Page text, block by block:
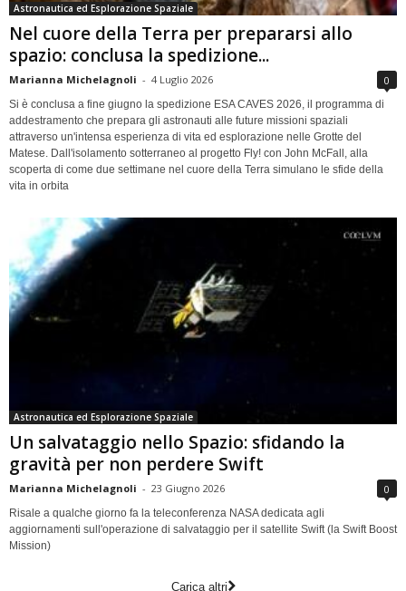
Astronautica ed Esplorazione Spaziale
Nel cuore della Terra per prepararsi allo
spazio: conclusa la spedizione...
Marianna Michelagnoli - 4 Luglio 2026 0
Si è conclusa a fine giugno la spedizione ESA CAVES 2026, il programma di
addestramento che prepara gli astronauti alle future missioni spaziali
attraverso un'intensa esperienza di vita ed esplorazione nelle Grotte del
Matese. Dall'isolamento sotterraneo al progetto Fly! con John McFall, alla
scoperta di come due settimane nel cuore della Terra simulano le sfide della
vita in orbita
Astronautica ed Esplorazione Spaziale
Un salvataggio nello Spazio: sfidando la
gravità per non perdere Swift
Marianna Michelagnoli - 23 Giugno 2026 0
Risale a qualche giorno fa la teleconferenza NASA dedicata agli
aggiornamenti sull'operazione di salvataggio per il satellite Swift (la Swift Boost
Mission)
Carica altri